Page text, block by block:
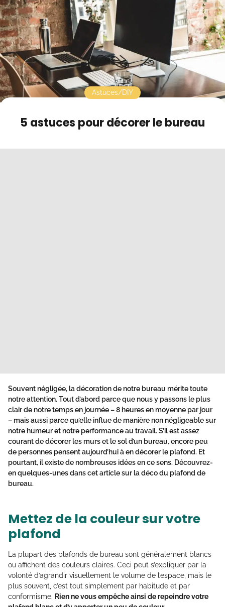
Contact
Mode sombre
5 astuces pour décorer le bureau
Astuces/DIY
Souvent négligée, la décoration de notre bureau mérite toute
notre attention. Tout d’abord parce que nous y passons le plus
clair de notre temps en journée – 8 heures en moyenne par jour
– mais aussi parce qu’elle influe de manière non négligeable sur
notre humeur et notre performance au travail. S’il est assez
courant de décorer les murs et le sol d’un bureau, encore peu
de personnes pensent aujourd’hui à en décorer le plafond. Et
pourtant, il existe de nombreuses idées en ce sens. Découvrez-
en quelques-unes dans cet article sur la déco du plafond de
bureau.
Mettez de la couleur sur votre
plafond
La plupart des plafonds de bureau sont généralement blancs
ou affichent des couleurs claires. Ceci peut s’expliquer par la
volonté d’agrandir visuellement le volume de l’espace, mais le
plus souvent, c’est tout simplement par habitude et par
conformisme. Rien ne vous empêche ainsi de repeindre votre